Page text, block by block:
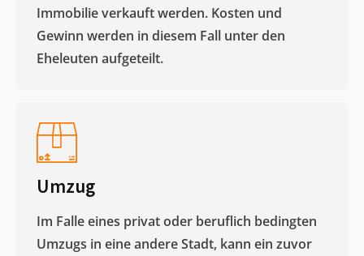
Immobilie verkauft werden. Kosten und
Gewinn werden in diesem Fall unter den
Eheleuten aufgeteilt.​
Umzug
Im Falle eines privat oder beruflich bedingten
Umzugs in eine andere Stadt, kann ein zuvor